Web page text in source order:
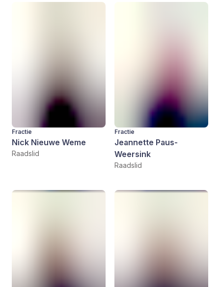
Fractie
Nick Nieuwe Weme
Raadslid
Fractie
Jeannette Paus-
Weersink
Raadslid